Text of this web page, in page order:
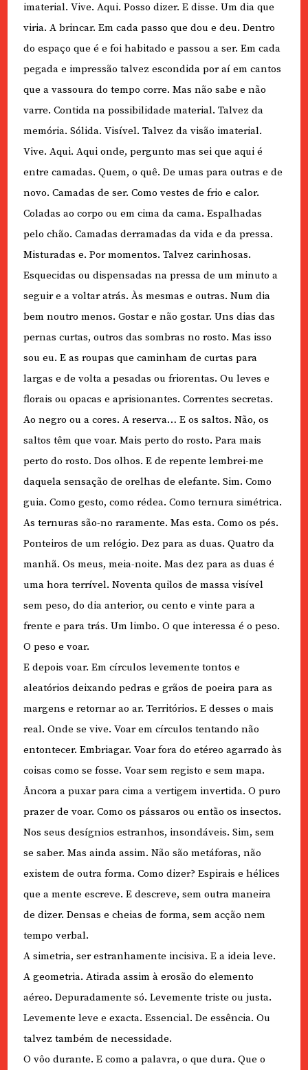
imaterial. Vive. Aqui. Posso dizer. E disse. Um dia que
viria. A brincar. Em cada passo que dou e deu. Dentro
do espaço que é e foi habitado e passou a ser. Em cada
pegada e impressão talvez escondida por aí em cantos
que a vassoura do tempo corre. Mas não sabe e não
varre. Contida na possibilidade material. Talvez da
memória. Sólida. Visível. Talvez da visão imaterial.
Vive. Aqui. Aqui onde, pergunto mas sei que aqui é
entre camadas. Quem, o quê. De umas para outras e de
novo. Camadas de ser. Como vestes de frio e calor.
Coladas ao corpo ou em cima da cama. Espalhadas
pelo chão. Camadas derramadas da vida e da pressa.
Misturadas e. Por momentos. Talvez carinhosas.
Esquecidas ou dispensadas na pressa de um minuto a
seguir e a voltar atrás. Às mesmas e outras. Num dia
bem noutro menos. Gostar e não gostar. Uns dias das
pernas curtas, outros das sombras no rosto. Mas isso
sou eu. E as roupas que caminham de curtas para
largas e de volta a pesadas ou friorentas. Ou leves e
florais ou opacas e aprisionantes. Correntes secretas.
Ao negro ou a cores. A reserva… E os saltos. Não, os
saltos têm que voar. Mais perto do rosto. Para mais
perto do rosto. Dos olhos. E de repente lembrei-me
daquela sensação de orelhas de elefante. Sim. Como
guia. Como gesto, como rédea. Como ternura simétrica.
As ternuras são-no raramente. Mas esta. Como os pés.
Ponteiros de um relógio. Dez para as duas. Quatro da
manhã. Os meus, meia-noite. Mas dez para as duas é
uma hora terrível. Noventa quilos de massa visível
sem peso, do dia anterior, ou cento e vinte para a
frente e para trás. Um limbo. O que interessa é o peso.
O peso e voar.
E depois voar. Em círculos levemente tontos e
aleatórios deixando pedras e grãos de poeira para as
margens e retornar ao ar. Territórios. E desses o mais
real. Onde se vive. Voar em círculos tentando não
entontecer. Embriagar. Voar fora do etéreo agarrado às
coisas como se fosse. Voar sem registo e sem mapa.
Âncora a puxar para cima a vertigem invertida. O puro
prazer de voar. Como os pássaros ou então os insectos.
Nos seus desígnios estranhos, insondáveis. Sim, sem
se saber. Mas ainda assim. Não são metáforas, não
existem de outra forma. Como dizer? Espirais e hélices
que a mente escreve. E descreve, sem outra maneira
de dizer. Densas e cheias de forma, sem acção nem
tempo verbal.
A simetria, ser estranhamente incisiva. E a ideia leve.
A geometria. Atirada assim à erosão do elemento
aéreo. Depuradamente só. Levemente triste ou justa.
Levemente leve e exacta. Essencial. De essência. Ou
talvez também de necessidade.
O vôo durante. E como a palavra, o que dura. Que o